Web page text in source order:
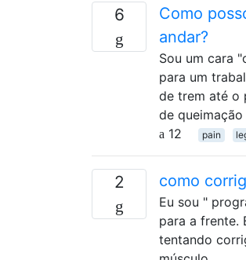
6
Como
andar?
Sou um cara
para um
de trem até o
de
12
pain
2 como
Eu sou "
para a frente.
tentando